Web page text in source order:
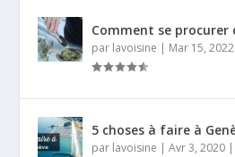
Comment se procurer
par lavoisine | Mar 15, 2022
5 choses à faire à
par lavoisine |Avr 3, 2020 |